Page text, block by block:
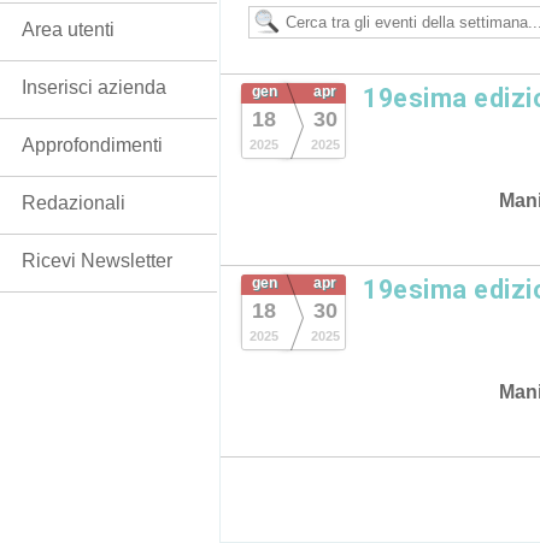
gen
18
2025
apr
30
2025
19esima
gen
18
2025
apr
30
2025
19esima
Area utenti
Inserisci azienda
Approfondimenti
Redazionali
Ricevi Newsletter